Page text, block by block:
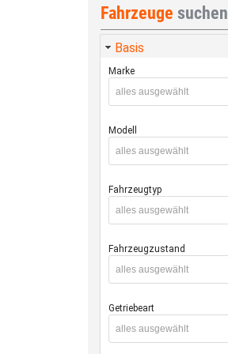
Fahrzeuge suchen
Basis
Marke
alles ausgewählt
Modell
alles ausgewählt
Fahrzeugtyp
alles ausgewählt
Fahrzeugzustand
alles ausgewählt
Getriebeart
alles ausgewählt